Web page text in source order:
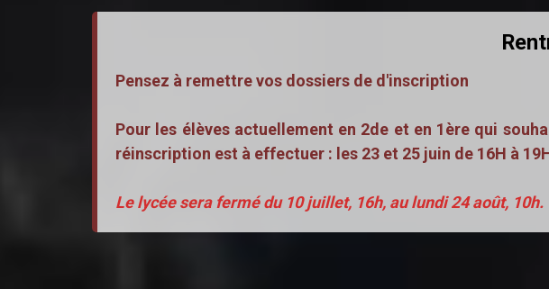
Pensez à remettre vos dossiers de d'inscription
Pour les élèves actuellement en 2de et en 1ère qui
réinscription est à effectuer : les 23 et 25 juin de 16H à
Le lycée sera fermé du 10 juillet, 16h, au lundi 24 août, 10h.